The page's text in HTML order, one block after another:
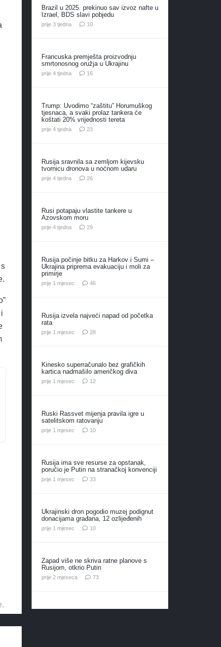
Brazil u 2025. prekinuo sav izvoz nafte u
Izrael, BDS slavi pobjedu
prije 3 tjedna 10komentara
Francuska premješta proizvodnju
smrtonosnog oružja u Ukrajinu
prije 4 tjedna 16komentara
Trump: Uvodimo “zaštitu” Horumuškog
tjesnaca, a svaki prolaz tankera će
koštati 20% vrijednosti tereta
prije 4 tjedna 23komentara
Rusija sravnila sa zemljom kijevsku
tvornicu dronova u noćnom udaru
prije 4 tjedna 26komentara
Rusi potapaju vlastite tankere u
Azovskom moru
prije 4 tjedna 29komentara
Rusija počinje bitku za Harkov i Sumi –
Ukrajina priprema evakuaciju i moli za
primirje
prije 1 mjesec 46komentara
Rusija izvela najveći napad od početka
rata
prije 1 mjesec 28komentara
Kinesko superračunalo bez grafičkih
kartica nadmašilo američkog diva
prije 1 mjesec 12komentara
Ruski Rassvet mijenja pravila igre u
satelitskom ratovanju
prije 1 mjesec 10komentara
Rusija ima sve resurse za opstanak,
poručio je Putin na stranačkoj konvenciji
prije 1 mjesec 33komentara
Ukrajinski dron pogodio muzej podignut
donacijama građana, 12 ozlijeđenih
prije 1 mjesec 10komentara
Zapad više ne skriva ratne planove s
Rusijom, otkrio Putin
prije 2 mjeseca 73komentara